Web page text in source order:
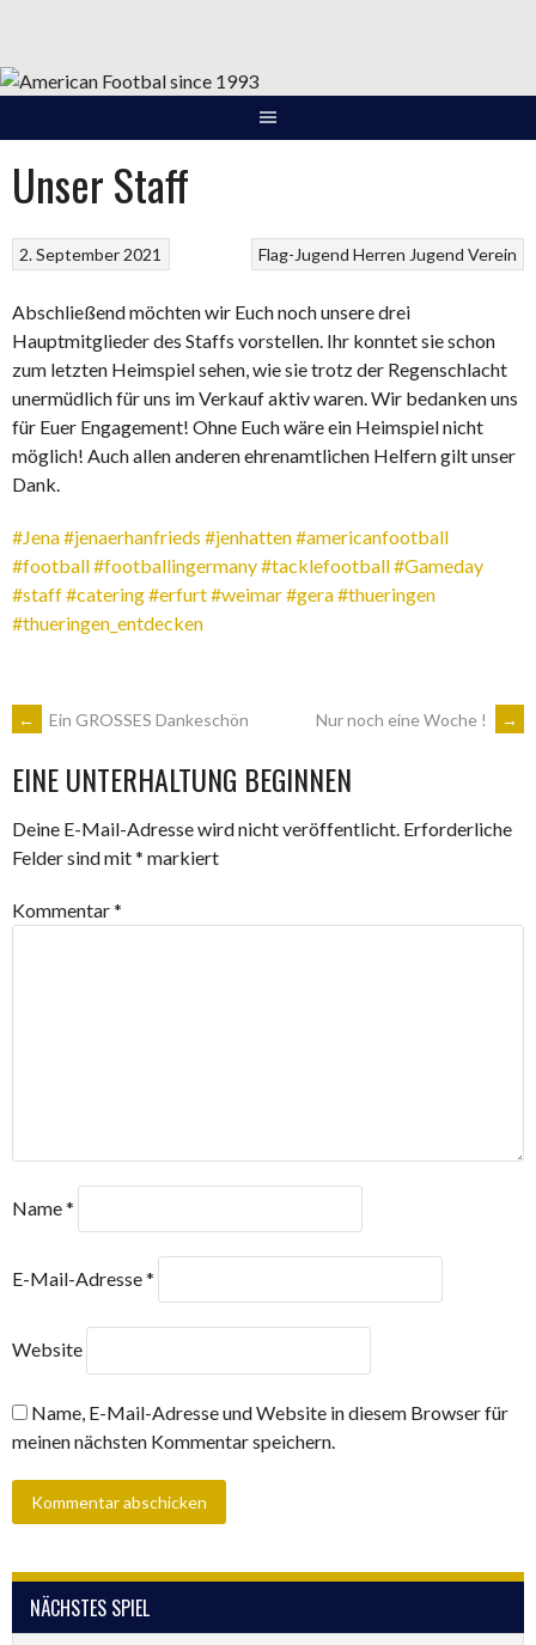
Inhalt
Unser Staff
Flag-Jugend Herren Jugend Verein
2. September 2021
Abschließend möchten wir Euch noch unsere drei
Hauptmitglieder des Staffs vorstellen. Ihr konntet sie schon
zum letzten Heimspiel sehen, wie sie trotz der Regenschlacht
unermüdlich für uns im Verkauf aktiv waren. Wir bedanken uns
für Euer Engagement! Ohne Euch wäre ein Heimspiel nicht
möglich! Auch allen anderen ehrenamtlichen Helfern gilt unser
Dank.
#Jena#jenaerhanfrieds #jenhatten#americanfootball
#football#footballingermany#tacklefootball#Gameday
#staff#catering#erfurt#weimar#gera#thueringen
#thueringen_entdecken
ARTIKEL-
NAVIGATION
← Ein GROSSES Dankeschön Nur noch eine Woche ! →
EINE UNTERHALTUNG BEGINNEN
Deine E-Mail-Adresse wird nicht veröffentlicht. Erforderliche
Felder sind mit* markiert
Kommentar*
Name*
E-Mail-Adresse*
Website
Name, E-Mail-Adresse und Website in diesem Browser für
meinen nächsten Kommentar speichern.
NÄCHSTES SPIEL